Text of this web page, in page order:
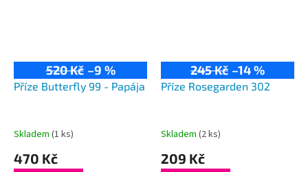
520 Kč –9 %
Příze Butterfly 99 - Papája
Skladem (1 ks)
470 Kč
245 Kč –14 %
Příze Rosegarden 302
Skladem (2 ks)
209 Kč